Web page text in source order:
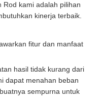
Rod kami adalah pilihan
kinerja terbaik.
fitur dan manfaat
hasil tidak kurang dari
dapat menahan beban
sempurna untuk